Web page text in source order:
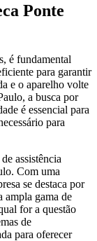
Ponte
é fundamental
para garantir
e o aparelho volte
, a busca por
é essencial para
para
assistência
. Com uma
se destaca por
ampla gama de
for a questão
de
para oferecer